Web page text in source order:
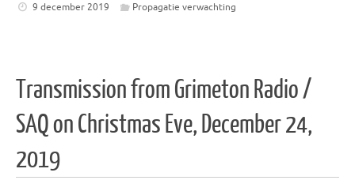
9 december 2019 Propagatie verwachting
Transmission from Grimeton Radio /
SAQ on Christmas Eve, December 24,
2019